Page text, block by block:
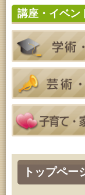
トップペー
特別展「超
2026年08月
青少年教育
2026年08月
高齢者教育「
2026年08月
乳幼児・青
アートでツ
2026年08月
乳幼児・青
ム」
2026年08月
乳幼児教育
乳幼児教育
2026年08月
乳幼児教育
らいあ」
2026年07
ルハス」
らせ
2026年07
ャリアコン
2026年07
ャリア形成
らせ
講座・イベン